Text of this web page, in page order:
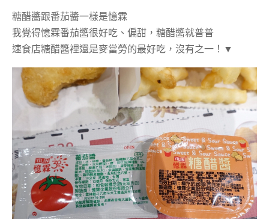
糖醋醬跟番茄醬一樣是憶霖
我覺得憶霖番茄醬很好吃、偏甜，糖醋醬就普普
速食店糖醋醬裡還是麥當勞的最好吃，沒有之一！▼